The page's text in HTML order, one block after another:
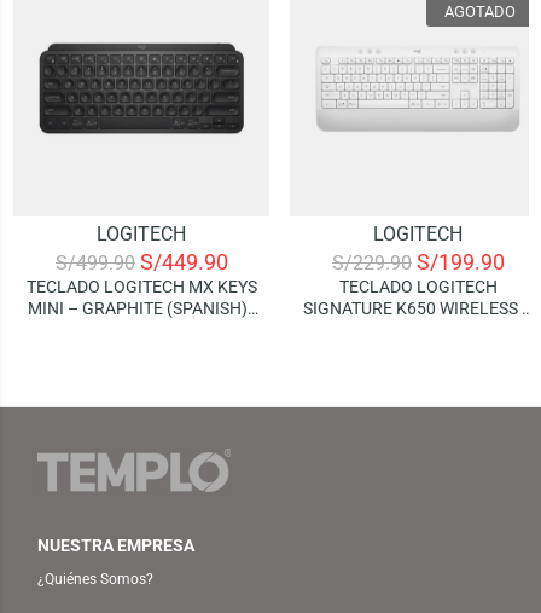
LOGITECH
S/499.90 S/449.90
TECLADO LOGITECH MX KEYS
MINI – GRAPHITE (SPANISH) |
AGOTADO
LOGITECH
S/229.90 S/199.90
TECLADO LOGITECH
SIGNATURE K650 WIRELESS –
NUESTRA EMPRESA
¿Quiénes Somos?